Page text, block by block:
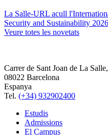
La Salle-URL acull
Security and Sustainability 2026
Veure totes les novetats
Carrer de Sant Joan de La
08022 Barcelona
Espanya
Tel. (+34) 932902400
Estudis
Admissions
El Campus